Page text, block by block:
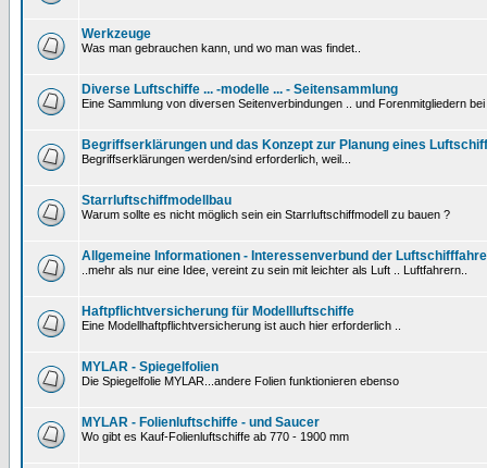
Werkzeuge
Was man gebrauchen kann, und wo man was findet..
Diverse Luftschiffe ... -modelle ... - Seitensammlung
Eine Sammlung von diversen Seitenverbindungen .. und Forenmitgliedern
Begriffserklärungen und das Konzept zur Planung eines
Begriffserklärungen werden/sind erforderlich, weil...
Starrluftschiffmodellbau
Warum sollte es nicht möglich sein ein Starrluftschiffmodell zu bauen ?
Allgemeine Informationen - Interessenverbund der
..mehr als nur eine Idee, vereint zu sein mit leichter als Luft .. Luftfahrern..
Haftpflichtversicherung für Modellluftschiffe
Eine Modellhaftpflichtversicherung ist auch hier erforderlich ..
MYLAR - Spiegelfolien
Die Spiegelfolie MYLAR...andere Folien funktionieren ebenso
MYLAR - Folienluftschiffe - und Saucer
Wo gibt es Kauf-Folienluftschiffe ab 770 - 1900 mm